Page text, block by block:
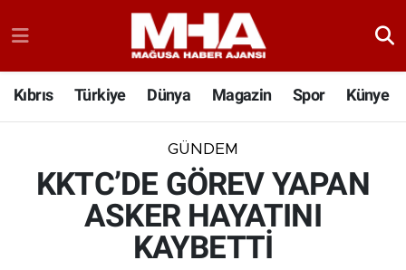
Kıbrıs Türkiye Dünya Magazin Spor Künye
GÜNDEM
KKTC’DE GÖREV YAPAN
ASKER HAYATINI
KAYBETTİ